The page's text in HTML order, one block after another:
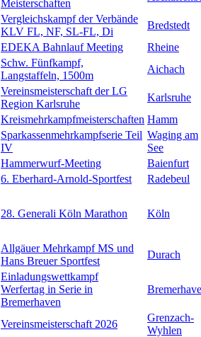
Meisterschaften
Vergleichskampf der Verbände
KLV FL, NF, SL-FL, Di
Bredstedt
EDEKA Bahnlauf Meeting
Rheine
Schw. Fünfkampf,
Langstaffeln, 1500m
Aichach
Vereinsmeisterschaft der LG
Region Karlsruhe
Karlsruhe
Kreismehrkampfmeisterschaften Hamm
Sparkassenmehrkampfserie Teil
IV
Waging am
See
Hammerwurf-Meeting
Baienfurt
6. Eberhard-Arnold-Sportfest Radebeul
28. Generali Köln Marathon Köln
Allgäuer Mehrkampf MS und
Hans Breuer Sportfest
Durach
Einladungswettkampf
Werfertag in Serie in
Bremerhaven
Vereinsmeisterschaft 2026
Grenzach-
Wyhlen